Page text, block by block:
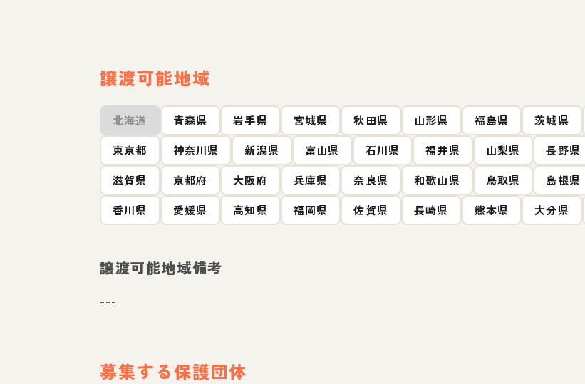
譲渡可能地域
北海道 青森県 岩手県 宮城県 秋田県 山形県 福島県 茨城県
東京都
神奈川県 新潟県 富山県 石川県 福井県 山梨県 長野県
滋賀県
京都府 大阪府 兵庫県 奈良県 和歌山県 鳥取県 島根県
香川県
愛媛県 高知県 福岡県 佐賀県 長崎県 熊本県 大分県
譲渡可能地域備考
---
募集する保護団体